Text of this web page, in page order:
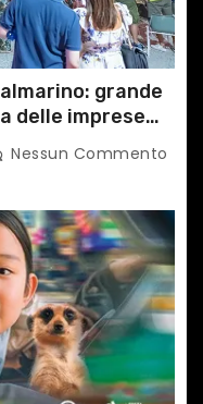
grande
delle imprese
Nessun Commento